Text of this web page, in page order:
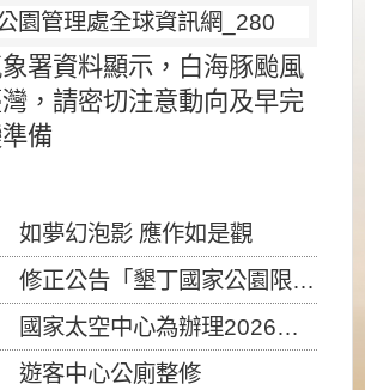
署資料顯示，白海豚颱風
，請密切注意動向及早完
備
如夢幻泡影 應作如是觀
修正公告「墾丁國家公園限制水域遊憩活動之種類、範圍、時間及行為」，自即日生效。
國家太空中心為辦理2026台灣盃火箭競賽，陸、海、空域警戒及協調相關事宜，因颱風備案事宜
遊客中心公廁整修